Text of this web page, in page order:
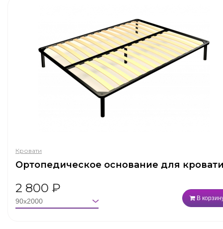
Кровати
Ортопедическое основание для
2 800 ₽
В